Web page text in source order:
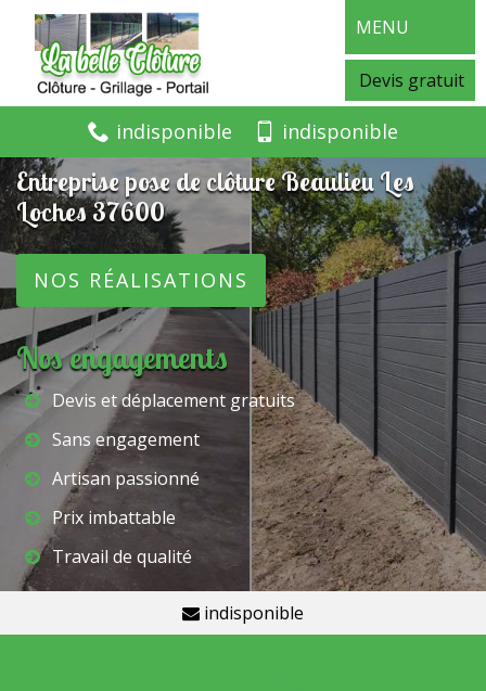
MENU
Devis gratuit
indisponible indisponible
Entreprise pose de clôture Beaulieu Les
Loches 37600
NOS RÉALISATIONS
Nos engagements
Devis et déplacement gratuits
Sans engagement
Artisan passionné
Prix imbattable
Travail de qualité
indisponible